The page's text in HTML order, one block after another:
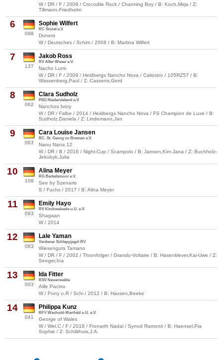
W / DR / F / 2008 / Crocodile Rock / Charming Boy / B: Koch,Mirja / Z:
Tillmann,Friedhelm
6
098
Sophie Wilfert
RC Stotel e.V.
Donero
W / Deutsches / Schim / 2008 / B: Martina Wilfert
7
137
Jakob Ross
RV Aller-Weser e.V.
Nacho Lumi
W / DR / F / 2009 / Heidbergs Nancho Nova / Caliostro / 105RZ57 / B:
Wassenberg,Paul / Z: Cassens,Gerd
8
062
Clara Sudholz
PSG Niedervieland e.V.
Nanchos Ivory
W / DR / Falbe / 2014 / Heidbergs Nancho Nova / FS Champion de Luxe / B:
Sudholz,Daniela / Z: Lindemann,Jan
9
063
Cara Louise Jansen
RC. St. Georg zu Bremen e.V.
Nanu Nana 12
W / DR / B / 2016 / Night-Cup / Scampolo / B: Jansen,Kim Jana / Z: Buchholz-
Jekubyk,Julia
10
108
Alina Meyer
RG Berkelsmoor e.V.
See by Szenario
S / Fuchs / 2017 / B: Alina Meyer
11
093
Emily Hayo
RV Kirchwalsede u.U. e.V.
Shagaan
W / 2014
12
083
Lale Yaman
Verdener Schleppjagd-RV
Wiesenguts Tamano
W / DR / F / 2002 / Thronfolger / Grando-Voltaire / B: Hasenklever,Kai-Uwe / Z:
Seeger,Ina
13
003
Ida Fitter
RSV Neuenwalde
Aille Pacino
W / Pony o.R / Schi / 2012 / B: Haxsen,Beeke
14
041
Philippa Kunz
RFV Wechold-Martfeld u.U. e.V.
George of Wales
W / Wel.C / F / 2018 / Fronarth Nadal / Synod Ramonti / B: Haensel,Pia
Sophie / Z: Schilithuis,J.A.